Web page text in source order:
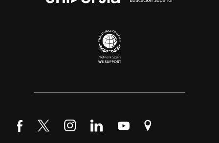
Síguenos en Facebook
Síguenos en Twitter
Síguenos en Instagram
Síguenos en LinkedIn
Síguenos en YouTube
Encuéntranos en